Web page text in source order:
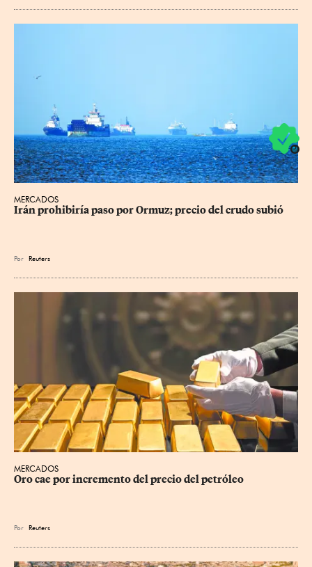
MERCADOS
Irán prohibiría paso por Ormuz; precio del crudo subió
Por Reuters
MERCADOS
Oro cae por incremento del precio del petróleo
Por Reuters